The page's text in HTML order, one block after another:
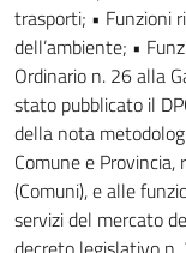
trasporti; • Funzioni
dell’ambiente; •
Ordinario n. 26 alla
stato pubblicato il
della nota
Comune e
(Comuni), e alle
servizi del mercato